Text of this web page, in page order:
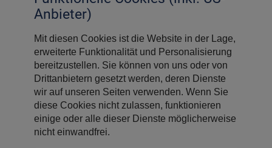
Anbieter)
Mit diesen Cookies ist die Website in der Lage,
erweiterte Funktionalität und Personalisierung
bereitzustellen. Sie können von uns oder von
Drittanbietern gesetzt werden, deren Dienste
wir auf unseren Seiten verwenden. Wenn Sie
diese Cookies nicht zulassen, funktionieren
einige oder alle dieser Dienste möglicherweise
nicht einwandfrei.